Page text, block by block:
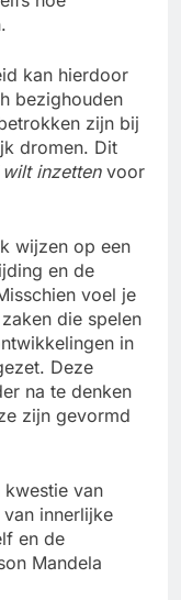
kan hierdoor
bezighouden
zijn bij
dromen. Dit
inzettenvoor
wijzen op een
en de
voel je
die spelen
in
Deze
na te denken
zijn gevormd
kwestie van
innerlijke
en de
Mandela